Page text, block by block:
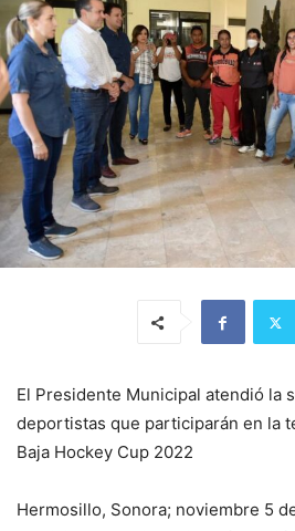
El Presidente Municipal atendió la
deportistas que participarán en la
Baja Hockey Cup 2022
Hermosillo, Sonora; noviembre 5